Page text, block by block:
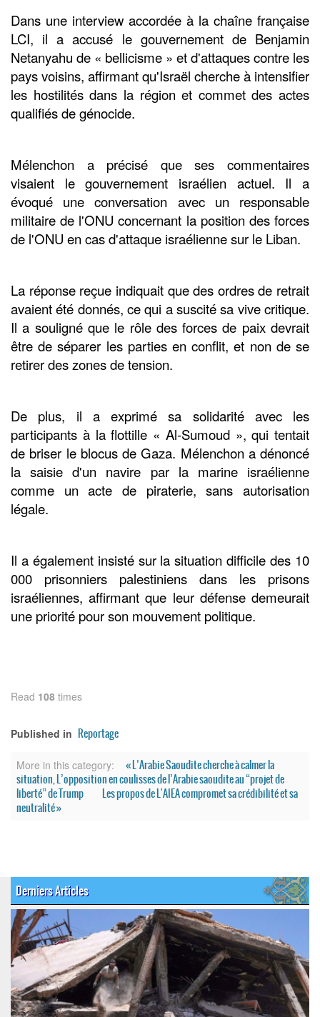
Dans une interview accordée à la chaîne française
LCI, il a accusé le gouvernement de Benjamin
Netanyahu de « bellicisme » et d'attaques contre les
pays voisins, affirmant qu'Israël cherche à intensifier
les hostilités dans la région et commet des actes
qualifiés de génocide.
Mélenchon a précisé que ses commentaires
visaient le gouvernement israélien actuel. Il a
évoqué une conversation avec un responsable
militaire de l'ONU concernant la position des forces
de l'ONU en cas d'attaque israélienne sur le Liban.
La réponse reçue indiquait que des ordres de retrait
avaient été donnés, ce qui a suscité sa vive critique.
Il a souligné que le rôle des forces de paix devrait
être de séparer les parties en conflit, et non de se
retirer des zones de tension.
De plus, il a exprimé sa solidarité avec les
participants à la flottille « Al-Sumoud », qui tentait
de briser le blocus de Gaza. Mélenchon a dénoncé
la saisie d'un navire par la marine israélienne
comme un acte de piraterie, sans autorisation
légale.
Il a également insisté sur la situation difficile des 10
000 prisonniers palestiniens dans les prisons
israéliennes, affirmant que leur défense demeurait
une priorité pour son mouvement politique.
Read 108 times
Published in Reportage
More in this category:
« L’Arabie Saoudite cherche à calmer la
situation, L’opposition en coulisses de l’Arabie saoudite au “projet de
liberté” de Trump
Les propos de L'AIEA compromet sa crédibilité et sa
neutralité »
Derniers Articles